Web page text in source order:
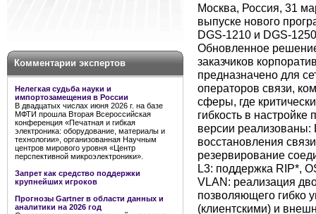
Комментарии экспертов
Нелегкая судьба науки и
импортозамещения в России
В двадцатых числах июня 2026 г. на базе
МФТИ прошла Вторая Всероссийская
конференция «Печатная и гибкая
электроника: оборудование, материалы и
технологии», организованная Научным
центров мирового уровня «Центр
перспективной микроэлектроники».
Запрет как средство поддержки
крупнейших игроков
Прогнозы Gartner в области данных и
аналитики на 2026 год
Москва, Россия, 31
выпуске нового
DGS-1210 и DGS-
Обновленное
заказчиков
предназначено для
операторов связи,
сферы, где
гибкость в
версии реализованы:
восстановления
резервирование
L3: поддержка RIP*,
VLAN: реализация
позволяющего гибко
(клиентскими) и